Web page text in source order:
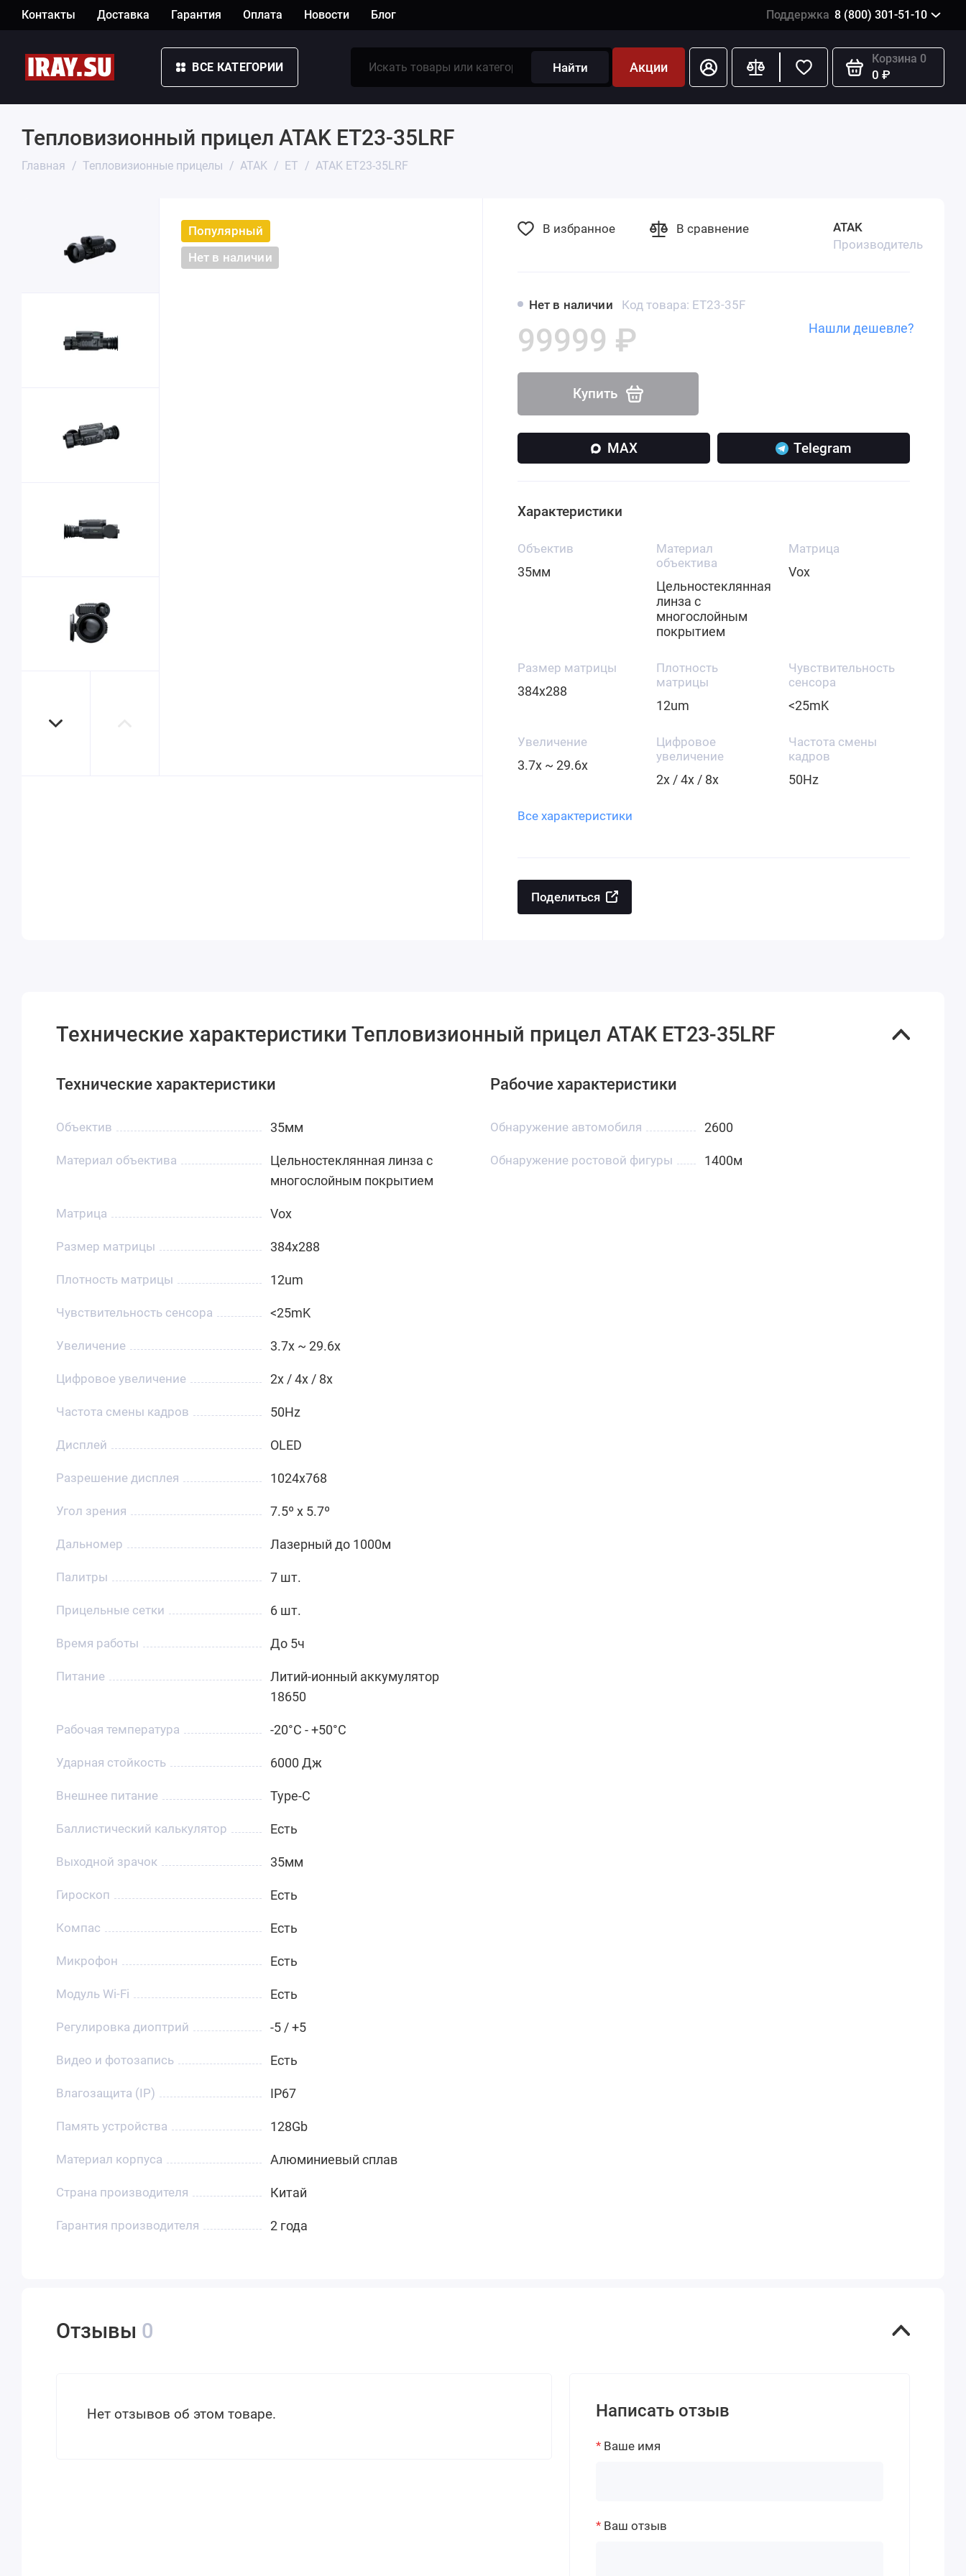
Контакты Доставка Гарантия Оплата Новости Блог Поддержка 8 (800) 301-51-10
ВСЕ КАТЕГОРИИ Найти Акции
Корзина 0
0 ₽
Тепловизионный прицел ATAK ET23-35LRF
Главная Тепловизионные прицелы ATAK ET ATAK ET23-35LRF
Популярный
Нет в наличии
Нет в наличии Код товара: ET23-35F
ATAK
Производитель
99999 ₽
Купить
Нашли дешевле?
MAX Telegram
В избранное В сравнение
Характеристики
Объектив
35мм
Материал
объектива
Цельностеклянная
линза с
многослойным
покрытием
Матрица
Vox
Размер матрицы
384x288
Плотность
матрицы
12um
Чувствительность
сенсора
<25mK
Увеличение
3.7x ~ 29.6x
Цифровое
увеличение
2x / 4x / 8x
Частота смены
кадров
50Hz
Все характеристики
Поделиться
Технические характеристики Тепловизионный прицел ATAK ET23-35LRF
Технические характеристики
Объектив 35мм
Материал объектива
Цельностеклянная линза с
многослойным покрытием
Матрица Vox
Размер матрицы 384x288
Плотность матрицы 12um
Чувствительность сенсора <25mK
Увеличение 3.7x ~ 29.6x
Цифровое увеличение 2x / 4x / 8x
Частота смены кадров 50Hz
Дисплей OLED
Разрешение дисплея 1024x768
Угол зрения 7.5º x 5.7º
Дальномер Лазерный до 1000м
Палитры 7 шт.
Прицельные сетки 6 шт.
Время работы До 5ч
Питание
Литий-ионный аккумулятор
18650
Рабочая температура -20°C - +50°C
Ударная стойкость 6000 Дж
Внешнее питание Type-C
Баллистический калькулятор Есть
Выходной зрачок 35мм
Гироскоп Есть
Компас Есть
Микрофон Есть
Модуль Wi-Fi Есть
Регулировка диоптрий -5 / +5
Видео и фотозапись Есть
Влагозащита (IP) IP67
Память устройства 128Gb
Материал корпуса Алюминиевый сплав
Страна производителя Китай
Гарантия производителя 2 года
Рабочие характеристики
Обнаружение автомобиля 2600
Обнаружение ростовой фигуры 1400м
Отзывы 0
Нет отзывов об этом товаре. Написать отзыв
Ваше имя
Ваш отзыв